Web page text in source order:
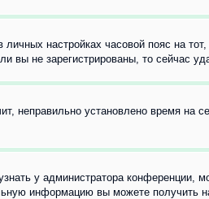
настройках часовой пояс на
вы не зарегистрированы, то сейчас
неправильно установлено время на
у администратора конференции,
информацию вы можете получить